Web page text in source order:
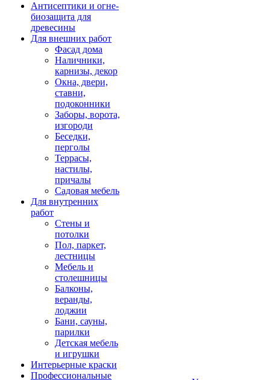
Антисептики и огне-
биозащита для
древесины
Для внешних работ
Фасад дома
Наличники,
карнизы, декор
Окна, двери,
ставни,
подоконники
Заборы, ворота,
изгороди
Беседки,
перголы
Террасы,
настилы,
причалы
Садовая мебель
Для внутренних
работ
Стены и
потолки
Пол, паркет,
лестницы
Мебель и
столешницы
Балконы,
веранды,
лоджии
Бани, сауны,
парилки
Детская мебель
и игрушки
Интерьерные краски
Профессиональные